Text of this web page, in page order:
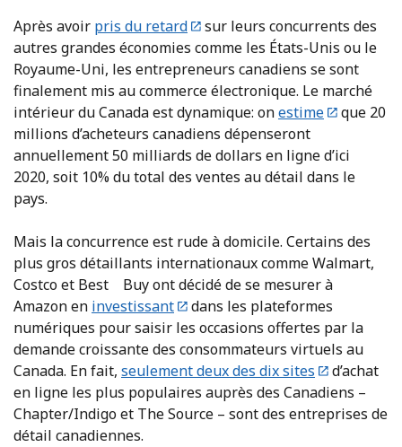
Après avoir pris du retard
sur leurs concurrents des
autres grandes économies comme les États-Unis ou le
Royaume-Uni, les entrepreneurs canadiens se sont
finalement mis au commerce électronique. Le marché
intérieur du Canada est dynamique: onestime
que 20
millions d’acheteurs canadiens dépenseront
annuellement 50 milliards de dollars en ligne d’ici
2020, soit 10% du total des ventes au détail dans le
pays.
Mais la concurrence est rude à domicile. Certains des
plus gros détaillants internationaux comme Walmart,
Costco et Best Buy ont décidé de se mesurer à
Amazon en investissant
dans les plateformes
numériques pour saisir les occasions offertes par la
demande croissante des consommateurs virtuels au
Canada. En fait, seulement deux des dix sites
d’achat
en ligne les plus populaires auprès des Canadiens –
Chapter/Indigo et The Source – sont des entreprises de
détail canadiennes.